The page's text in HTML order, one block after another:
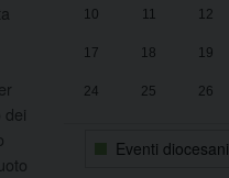
dei
10 11 12
17 18 19
24 25 26
Eventi diocesani